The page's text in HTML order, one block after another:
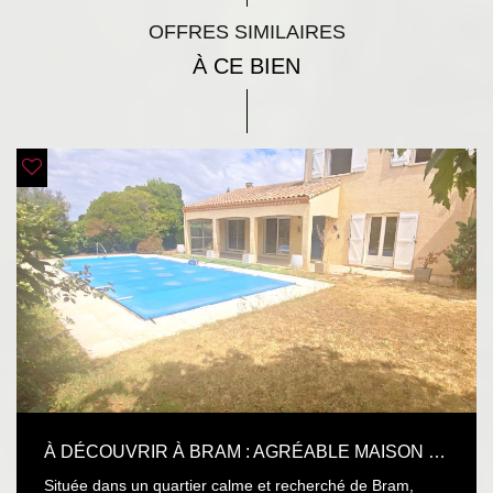
OFFRES SIMILAIRES
À CE BIEN
À DÉCOUVRIR À BRAM : AGRÉABLE MAISON FAMILIALE AVEC PISCINE
Située dans un quartier calme et recherché de Bram,